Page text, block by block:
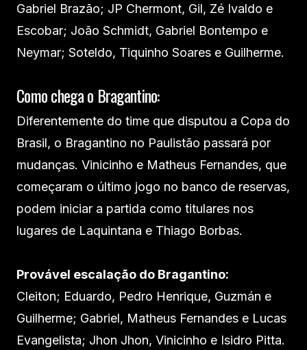
Gabriel Brazão; JP Chermont, Gil, Zé Ivaldo e
Escobar; João Schmidt, Gabriel Bontempo e
Neymar; Soteldo, Tiquinho Soares e Guilherme.
Como chega o Bragantino:
Diferentemente do time que disputou a Copa do
Brasil, o Bragantino no Paulistão passará por
mudanças. Vinicinho e Matheus Fernandes, que
começaram o último jogo no banco de reservas,
podem iniciar a partida como titulares nos
lugares de Laquintana e Thiago Borbas.
Provável escalação do Bragantino:
Cleiton; Eduardo, Pedro Henrique, Guzmán e
Guilherme; Gabriel, Matheus Fernandes e Lucas
Evangelista; Jhon Jhon, Vinicinho e Isidro Pitta.